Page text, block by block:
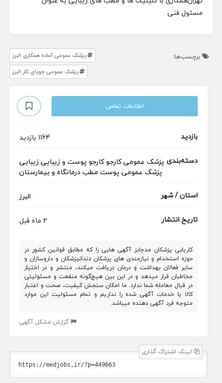
مسئول فنی
برچسب‌ها:
پزشک عمومی آماده همکاری البرز
پزشک عمومی جویای کار البرز
اطلاعات تماس
بازدید
1164 بازدید
دسته‌بندی پزشک عمومیکارجوکارجو پوست و زیباییزیبایی
پزشک عمومی پوست مطبدرمانگاه و بیمارستان
استان / شهر
البرز
تاریخ انتشار
2 ماه قبل
کاریابی پزشکان مدجابز آگهی هایی را که مطابق قوانین کشور در
حوزه استخدام و نیازمندی های پزشکان دندانپزشکان و داروسازان و
سایر فعالان بهداشت و درمان دریافت میکند، منتشر و در اختیار
مخاطبان قرار میدهد و در این بین هیچ‌گونه منفعت و مسئولیتی
در قبال معامله شما ندارد. ما امکان سنجش کیفیت، صحت و اعتبار
کالا یا خدمات آگهی شده را نداریم و تمام مسئولیت این موارد
متوجه فرد آگهی دهنده میباشد.
گزارش مشکل آگهی
لینک اشتراک گذاری